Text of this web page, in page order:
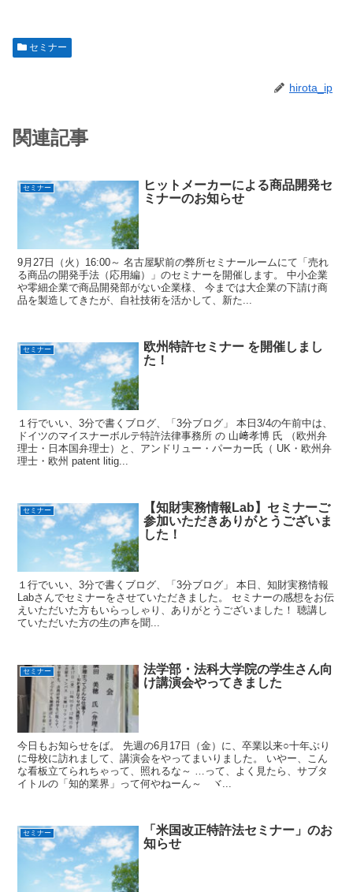
セミナー
hirota_ip
関連記事
セミナー
ヒットメーカーによる商品開発セ
ミナーのお知らせ
9月27日（火）16:00～ 名古屋駅前の弊所セミナールームにて「売れ
る商品の開発手法（応用編）」のセミナーを開催します。 中小企業
や零細企業で商品開発部がない企業様、 今までは大企業の下請け商
品を製造してきたが、自社技術を活かして、新た...
セミナー
欧州特許セミナー を開催しまし
た！
１行でいい、3分で書くブログ、「3分ブログ」 本日3/4の午前中は、
ドイツのマイスナーボルテ特許法律事務所 の 山﨑孝博 氏 （欧州弁
理士・日本国弁理士）と、アンドリュー・パーカー氏（ UK・欧州弁
理士・欧州 patent litig...
セミナー
【知財実務情報Lab】セミナーご
参加いただきありがとうございま
した！
１行でいい、3分で書くブログ、「3分ブログ」 本日、知財実務情報
Labさんでセミナーをさせていただきました。 セミナーの感想をお伝
えいただいた方もいらっしゃり、ありがとうございました！ 聴講し
ていただいた方の生の声を聞...
セミナー
法学部・法科大学院の学生さん向
け講演会やってきました
今日もお知らせをば。 先週の6月17日（金）に、卒業以来○十年ぶり
に母校に訪れまして、講演会をやってまいりました。 いやー、こん
な看板立てられちゃって、照れるな～ …って、よく見たら、サブタ
イトルの「知的業界」って何やねーん～ ヾ...
セミナー
「米国改正特許法セミナー」のお
知らせ